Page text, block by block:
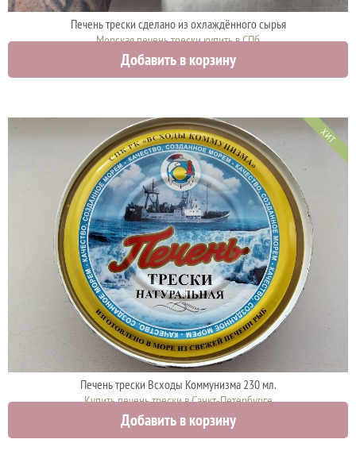
Печень трески сделано из охлаждённого сырья
Морская печень трески купить в СПб
980 руб.
Добавить в корзину
ХИТ
Печень трески Всходы Коммунизма 230 мл.
Купить печень трески в Санкт-Петербурге
1299 руб.
Добавить в корзину